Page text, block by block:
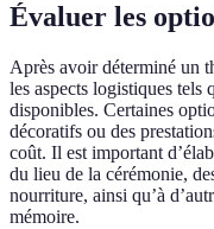
Évaluer les
Après avoir déterminé un
les aspects logistiques tels
disponibles. Certaines
décoratifs ou des
coût. Il est important
du lieu de la cérémonie,
nourriture, ainsi qu’à
mémoire.